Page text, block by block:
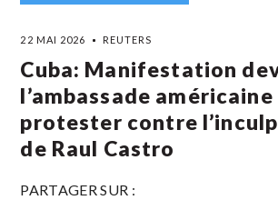
22 MAI 2026 REUTERS
Cuba: Manifestation
l’ambassade
protester contre
de Raul Castro
PARTAGER SUR :